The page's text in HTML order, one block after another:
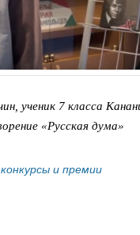
ученик 7 класса
«Русская дума»
и премии